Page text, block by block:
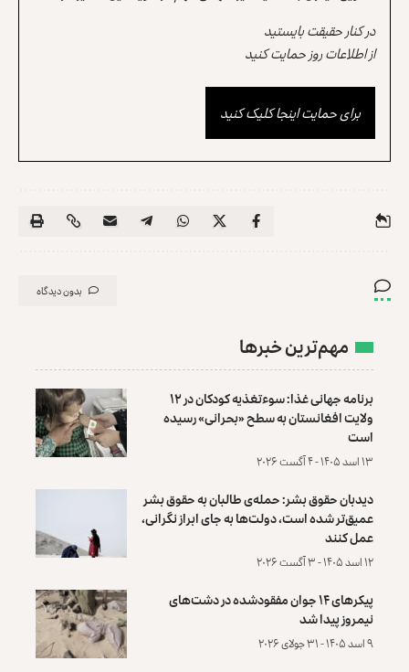
در کنار حقیقت بایستید
از اطلاعات روز حمایت کنید
برای حمایت اینجا کلیک کنید
بدون دیدگاه
مهم‌ترین خبرها
برنامه جهانی غذا: سوءتغذیه کودکان در ۱۲
ولایت افغانستان به سطح «بحرانی» رسیده
است
۱۳ اسد ۱۴۰۵ - ۴ آگست ۲۰۲۶
دیدبان حقوق بشر: حمله‌ی طالبان به حقوق بشر
عمیق‌تر شده است، دولت‌ها به جای ابراز نگرانی،
عمل کنند
۱۲ اسد ۱۴۰۵ - ۳ آگست ۲۰۲۶
پیکرهای ۱۴ جوان مفقودشده در دشت‌های
نیمروز پیدا شد
۹ اسد ۱۴۰۵ - ۳۱ جولای ۲۰۲۶